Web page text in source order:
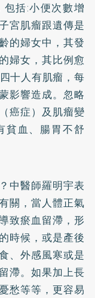
括:小便次數增
宮肌瘤跟遺傳是
的婦女中，其發
婦女，其比例愈
十人有肌瘤，每
影響造成。忽略
癌症）及肌瘤變
貧血、腸胃不舒
中醫師羅明宇表
關，當人體正氣
致瘀血留滯，形
時候，或是產後
、外感風寒或是
滯。如果加上長
愁等等，更容易